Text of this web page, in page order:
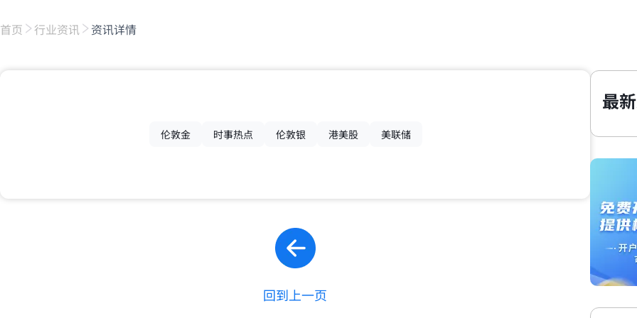
首页 行业资讯 资讯详情
伦敦金 时事热点 伦敦银 港美股 美联储
回到上一页
最